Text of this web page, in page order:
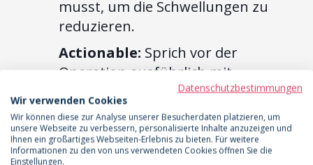
musst, um die Schwellungen zu
reduzieren.
Actionable: Sprich vor der
Operation ausführlich mit
deinem Arzt oder deiner Ärztin
über deine Erwartungen und
lass dir realistische Ziele
aufzeigen. Frage nach Vorher-
Datenschutzbestimmungen
Wir verwenden Cookies
Wir können diese zur Analyse unserer Besucherdaten platzieren, um
unsere Webseite zu verbessern, personalisierte Inhalte anzuzeigen und
Ihnen ein großartiges Webseiten-Erlebnis zu bieten. Für weitere
Informationen zu den von uns verwendeten Cookies öffnen Sie die
Einstellungen.